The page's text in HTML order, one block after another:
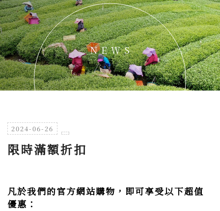
2024-06-26
限時滿額折扣
凡於我們的官方網站購物，即可享受以下超值
優惠：